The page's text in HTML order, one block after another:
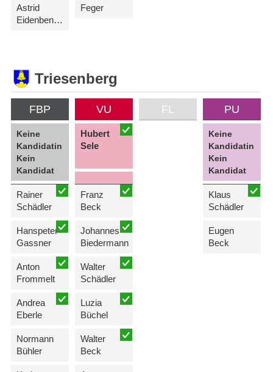
Astrid
Eidenbenz-Wanger
Feger
Triesenberg
FBP
Keine
Kandidatin
Kein
Kandidat
Rainer
Schädler
Hanspeter
Gassner
Anton
Frommelt
Andrea
Eberle
Normann
Bühler
VU
Hubert
Sele
Franz
Beck
Johannes
Biedermann
Walter
Schädler
Luzia
Büchel
Walter
Beck
FL PU
Keine
Kandidatin
Kein
Kandidat
Klaus
Schädler
Eugen
Beck